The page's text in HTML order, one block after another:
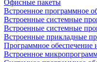
Офисные пакеты
Встроенное программное
Встроенные системные
Встроенные системные
Встроенные прикладные
Программное обеспечение
Встроенное